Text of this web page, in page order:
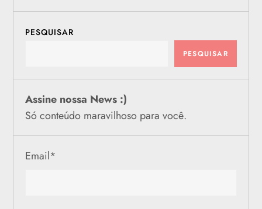
PESQUISAR
PESQUISAR
Assine nossa News :)
Só conteúdo maravilhoso para você.
Email*